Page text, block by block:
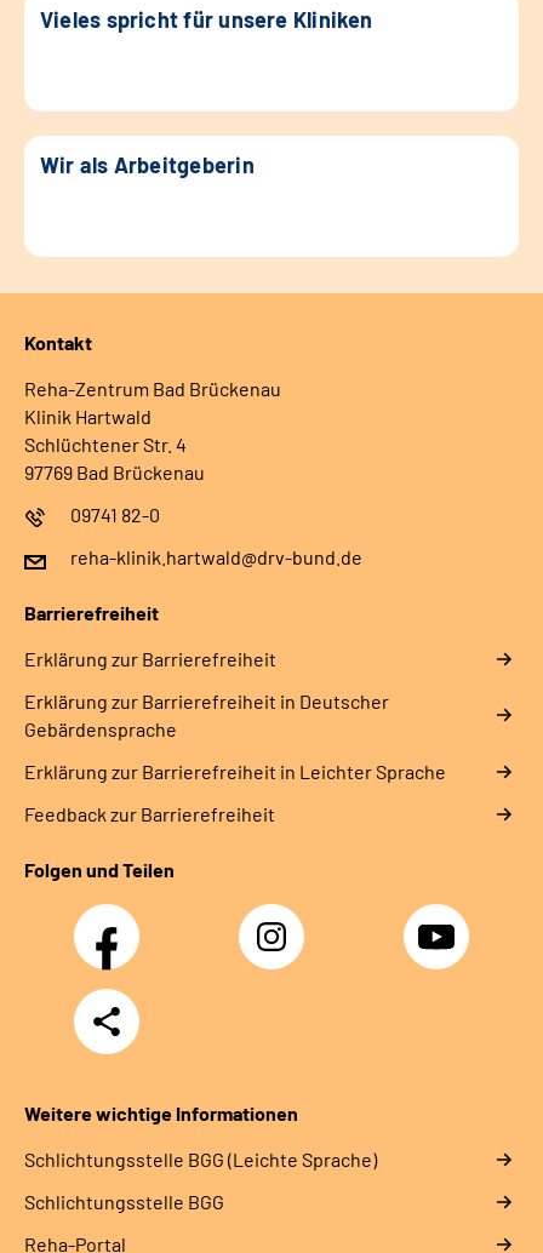
Vieles spricht für unsere Kliniken
Wir als Arbeitgeberin
Kontakt
Reha-Zentrum Bad Brückenau
Klinik Hartwald
Schlüchtener Str. 4
97769 Bad Brückenau
09741 82-0
reha-klinik.hartwald@drv-bund.de
Barrierefreiheit
Erklärung zur Barrierefreiheit
Erklärung zur Barrierefreiheit in Deutscher
Gebärdensprache
Erklärung zur Barrierefreiheit in Leichter Sprache
Feedback zur Barrierefreiheit
Folgen und Teilen
Facebook Instagram YouTube
Teilen
Weitere wichtige Informationen
Schlich­tungs­stel­le BGG (Leichte Sprache)
Schlich­tungs­stel­le BGG
Reha-Portal